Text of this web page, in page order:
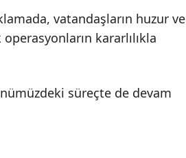
vatandaşların huzur ve
kararlılıkla
süreçte de devam